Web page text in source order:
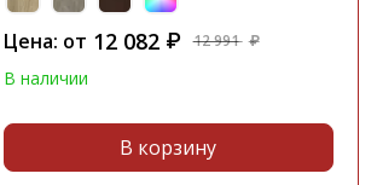
Цена: от 12 082 ₽ 12 991 ₽
В наличии
В корзину